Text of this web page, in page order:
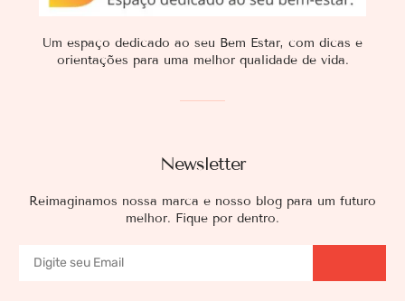
Newsletter
Reimaginamos nossa marca e nosso blog para um futuro
melhor. Fique por dentro.
Um espaço dedicado ao seu Bem Estar, com dicas e
orientações para uma melhor qualidade de vida.